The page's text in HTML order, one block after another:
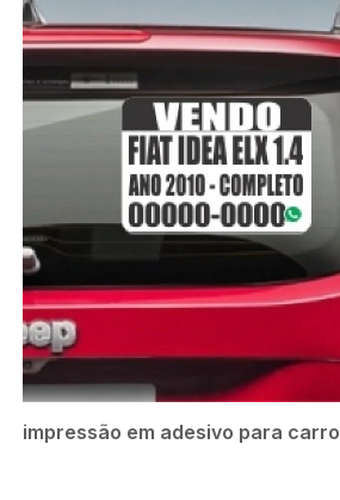
impressão em adesivo para carro